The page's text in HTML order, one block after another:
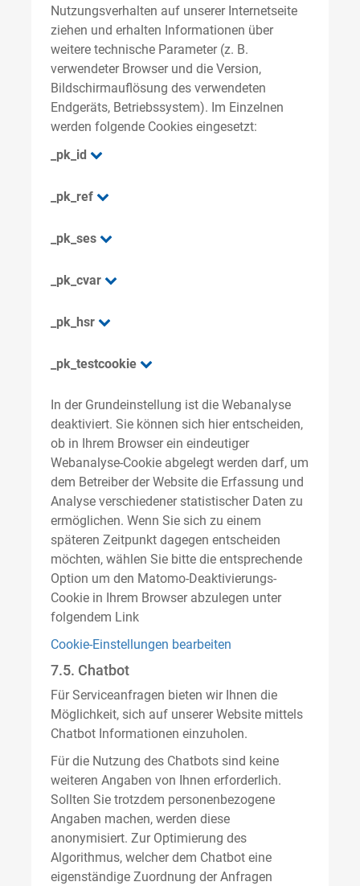
Nutzungsverhalten auf unserer Internetseite
ziehen und erhalten Informationen über
weitere technische Parameter (z. B.
verwendeter Browser und die Version,
Bildschirmauflösung des verwendeten
Endgeräts, Betriebssystem). Im Einzelnen
werden folgende Cookies eingesetzt:
_pk_id
_pk_ref
_pk_ses
_pk_cvar
_pk_hsr
_pk_testcookie
In der Grundeinstellung ist die Webanalyse
deaktiviert. Sie können sich hier entscheiden,
ob in Ihrem Browser ein eindeutiger
Webanalyse-Cookie abgelegt werden darf, um
dem Betreiber der Website die Erfassung und
Analyse verschiedener statistischer Daten zu
ermöglichen. Wenn Sie sich zu einem
späteren Zeitpunkt dagegen entscheiden
möchten, wählen Sie bitte die entsprechende
Option um den Matomo-Deaktivierungs-
Cookie in Ihrem Browser abzulegen unter
folgendem Link
Cookie-Einstellungen bearbeiten
7.5. Chatbot
Für Serviceanfragen bieten wir Ihnen die
Möglichkeit, sich auf unserer Website mittels
Chatbot Informationen einzuholen.
Für die Nutzung des Chatbots sind keine
weiteren Angaben von Ihnen erforderlich.
Sollten Sie trotzdem personenbezogene
Angaben machen, werden diese
anonymisiert. Zur Optimierung des
Algorithmus, welcher dem Chatbot eine
eigenständige Zuordnung der Anfragen